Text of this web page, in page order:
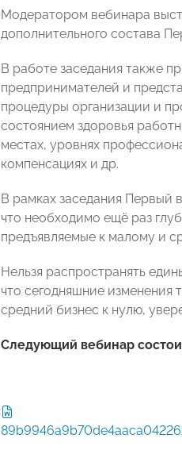
Модератором вебинара
дополнительного состава
В работе заседания также
предпринимателей и
процедуры организации и
состоянием здоровья
местах, уровнях
компенсациях и др.
В рамках заседания
что необходимо ещё раз
предъявляемые к малому и
Нельзя распространять
что сегодняшние изменения
средний бизнес к нулю,
Следующий вебинар